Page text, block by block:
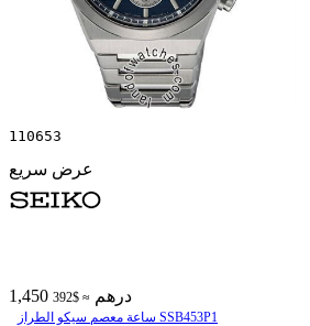
110653
عرض سريع
1,450 درهم ≈ $392
ساعة معصم سیکو الطراز SSB453P1